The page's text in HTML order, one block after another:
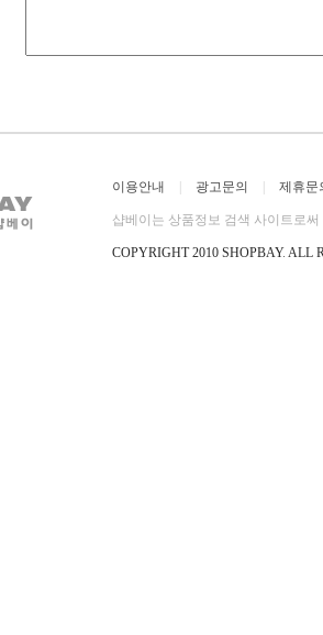
이용안내 광고문의 제휴문
샵베이는 상품정보 검색 사이트로
COPYRIGHT 2010 SHOPBAY. ALL